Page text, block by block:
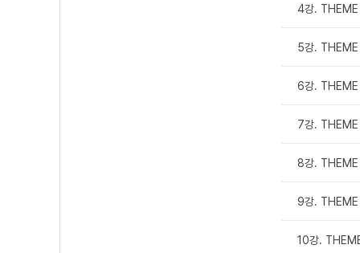
4강.
5강.
6강.
7강. THEME
8강. THEME
9강. THEME
10강.